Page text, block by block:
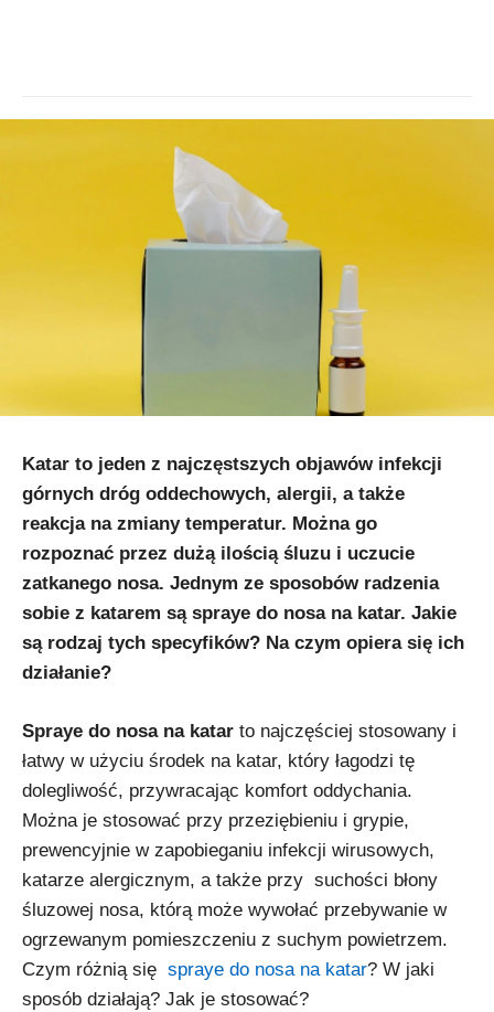
Katar to jeden z najczęstszych objawów infekcji
górnych dróg oddechowych, alergii, a także
reakcja na zmiany temperatur. Można go
rozpoznać przez dużą ilością śluzu i uczucie
zatkanego nosa. Jednym ze sposobów radzenia
sobie z katarem są spraye do nosa na katar. Jakie
są rodzaj tych specyfików? Na czym opiera się ich
działanie?
Spraye do nosa na katar to najczęściej stosowany i
łatwy w użyciu środek na katar, który łagodzi tę
dolegliwość, przywracając komfort oddychania.
Można je stosować przy przeziębieniu i grypie,
prewencyjnie w zapobieganiu infekcji wirusowych,
katarze alergicznym, a także przy suchości błony
śluzowej nosa, którą może wywołać przebywanie w
ogrzewanym pomieszczeniu z suchym powietrzem.
Czym różnią się spraye do nosa na katar? W jaki
sposób działają? Jak je stosować?